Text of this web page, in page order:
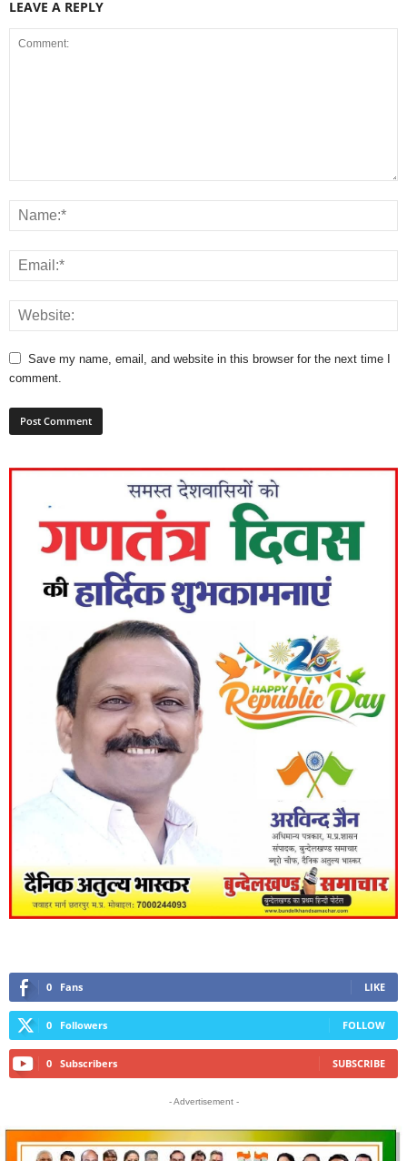
LEAVE A REPLY
Save my name, email, and website in this browser for the next time I
comment.
0 Fans LIKE
0 Followers FOLLOW
0 Subscribers SUBSCRIBE
- Advertisement -